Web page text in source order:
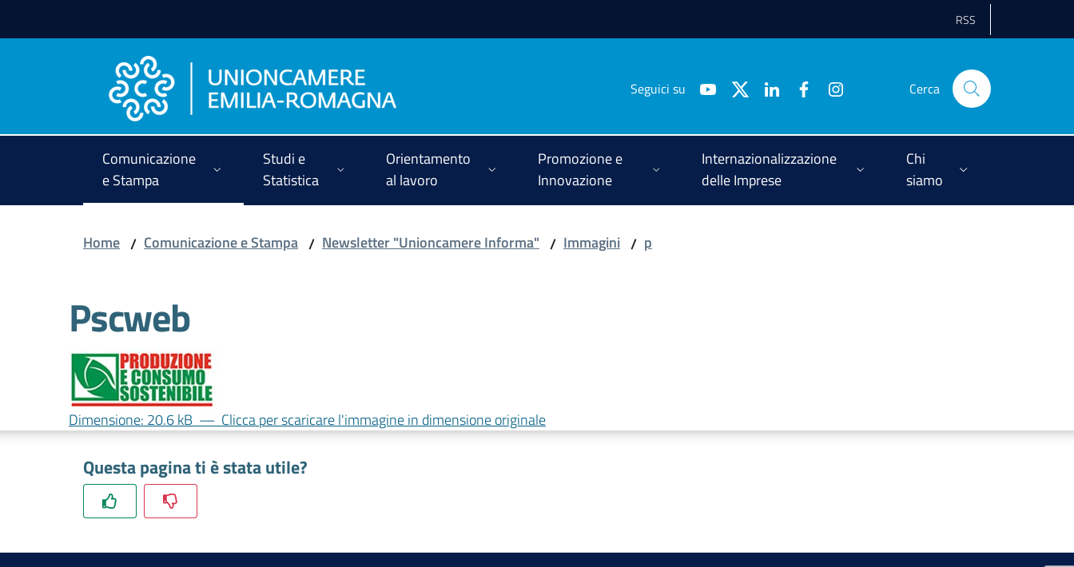
RSS
Seguici su Cerca
Comunicazione
e Stampa
Studi e
Statistica
Orientamento
al lavoro
Promozione e
Innovazione
Internazionalizzazione
delle Imprese
Chi
siamo
Home / Comunicazione e Stampa / Newsletter "Unioncamere Informa" / Immagini / p
Pscweb
Dimensione: 20.6 kB — Clicca per scaricare l'immagine in dimensione originale
Questa pagina ti è stata utile?